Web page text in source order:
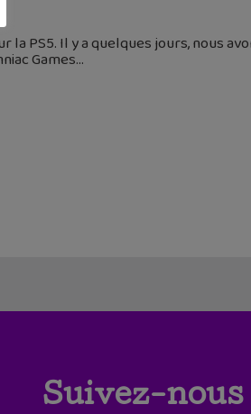
PS5. Il y a quelques jours, nous
Games
Suivez-nous